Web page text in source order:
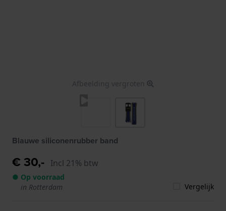
Afbeelding vergroten
Blauwe siliconenrubber band
€ 30,- Incl 21% btw
● Op voorraad
in Rotterdam
Vergelijk